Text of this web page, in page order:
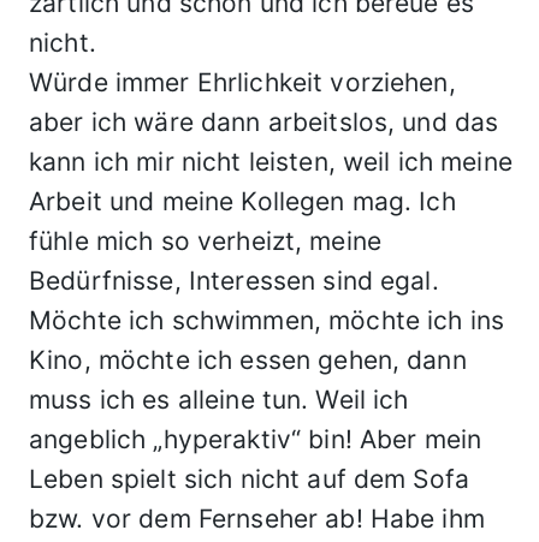
nicht.
Würde immer Ehrlichkeit vorziehen,
aber ich wäre dann arbeitslos, und das
kann ich mir nicht leisten, weil ich meine
Arbeit und meine Kollegen mag. Ich
fühle mich so verheizt, meine
Bedürfnisse, Interessen sind egal.
Möchte ich schwimmen, möchte ich ins
Kino, möchte ich essen gehen, dann
muss ich es alleine tun. Weil ich
angeblich „hyperaktiv“ bin! Aber mein
Leben spielt sich nicht auf dem Sofa
bzw. vor dem Fernseher ab! Habe ihm